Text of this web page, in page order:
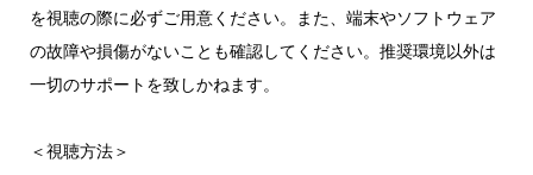
を視聴の際に必ずご用意ください。また、端末やソフトウェア
の故障や損傷がないことも確認してください。推奨環境以外は
一切のサポートを致しかねます。
＜視聴方法＞